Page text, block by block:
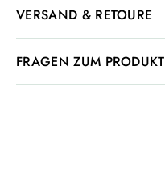
VERSAND & RETOURE
FRAGEN ZUM PRODUKT